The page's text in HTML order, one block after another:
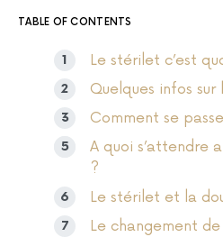
TABLE OF CONTENTS
Le stérilet c’est
Quelques infos
Comment se
A quoi s’attendre
?
Le stérilet et la
Le changement